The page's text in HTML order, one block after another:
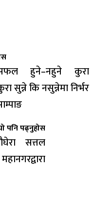
हुने–नहुने कुरा
सुन्ने कि नसुन्नेमा निर्भर
पनि पढ्नुहोस
सत्तल